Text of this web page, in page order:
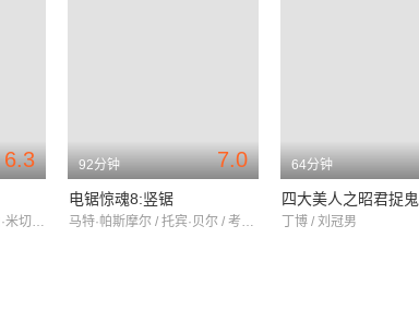
6.3
弗兰克·格里罗 / 伊丽莎白·米切尔 / 麦凯尔泰·威廉逊
7.0
92分钟
电锯惊魂8:竖锯
马特·帕斯摩尔 / 托宾·贝尔 / 考乐姆·吉斯·雷尼
64分钟
四大美人之昭君捉鬼
丁博 / 刘冠男